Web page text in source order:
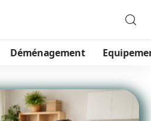
Déménagement